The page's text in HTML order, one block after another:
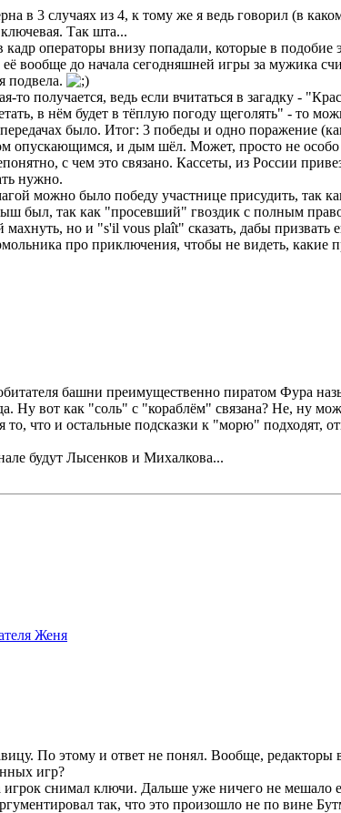
в 3 случаях из 4, к тому же я ведь говорил (в
Так шта...
операторы внизу попадали, которые в подобие
её вообще до начала сегодняшней игры за мужика
подвела.
получается, ведь если вчитаться в загадку -
в нём будет в тёплую погоду щеголять" - то
было. Итог: 3 победы и одно поражение
опускающимся, и дым шёл. Может, просто не
с чем это связано. Кассеты, из России
нужно.
можно было победу участнице присудить, так
был, так как "просевший" гвоздик с полным
но и "s'il vous plaît" сказать, дабы призвать
про приключения, чтобы не видеть, какие
башни преимущественно пиратом Фура
Ну вот как "соль" с "кораблём" связана? Не, ну
что и остальные подсказки к "морю" подходят,
будут Лысенков и Михалкова...
Женя
По этому и ответ не понял. Вообще,
игр?
игрок снимал ключи. Дальше уже ничего не мешало
так, что это произошло не по вине